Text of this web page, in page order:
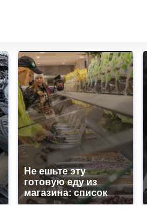
Не ешьте эту
готовую еду из
магазина: список